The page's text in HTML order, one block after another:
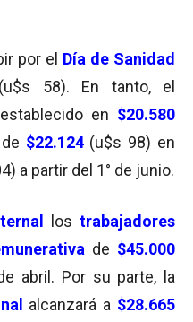
por el Día de Sanidad
(u$s 58). En tanto, el
en $20.580
$22.124 (u$s 98) en
a partir del 1° de junio.
lostrabajadores
de $45.000
abril. Por su parte, la
alcanzará a $28.665